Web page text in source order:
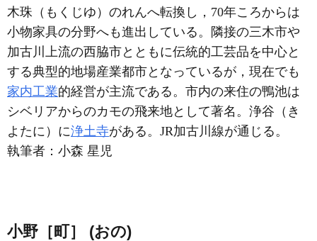
木珠（もくじゆ）のれんへ転換し，70年ころからは
小物家具の分野へも進出している。隣接の三木市や
加古川上流の西脇市とともに伝統的工芸品を中心と
する典型的地場産業都市となっているが，現在でも
家内工業的経営が主流である。市内の来住の鴨池は
シベリアからのカモの飛来地として著名。浄谷（き
よたに）に浄土寺がある。JR加古川線が通じる。
執筆者： 小森 星児
小野［町］ (おの)